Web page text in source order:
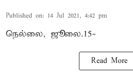
Published on: 14 Jul 2021, 4:42 pm
நெல்லை, ஜூலை.15-
Read More